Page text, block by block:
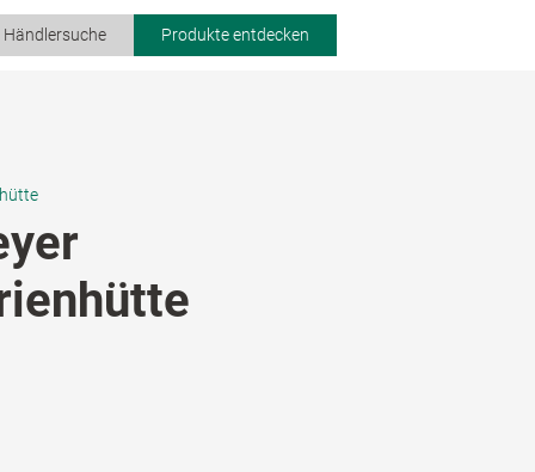
Produkte entdecken